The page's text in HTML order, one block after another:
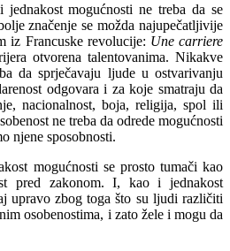
mogućnosti ne treba da se
značenje se možda najupečatljivije
iz Francuske revolucije: Une carriere
otvorena talentovanima. Nikakve
da sprječavaju ljude u ostvarivanju
odgovara i za koje smatraju da
nacionalnost, boja, religija, spol ili
ne treba da odrede mogućnosti
njene sposobnosti.
mogućnosti se prosto tumači kao
pred zakonom. I, kao i jednakost
upravo zbog toga što su ljudi različiti
osobenostima, i zato žele i mogu da